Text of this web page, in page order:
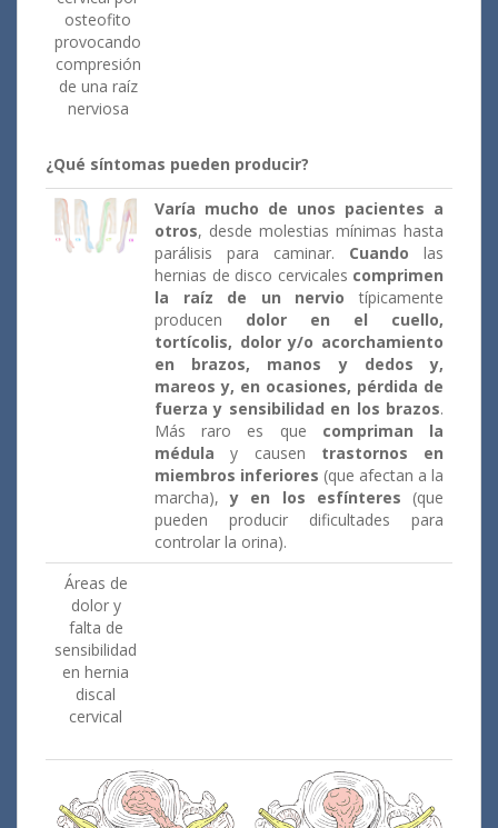
osteofito
provocando
compresión
de una raíz
nerviosa
¿Qué síntomas pueden producir?
Varía mucho de unos pacientes a
otros, desde molestias mínimas hasta
parálisis para caminar. Cuando las
hernias de disco cervicales comprimen
la raíz de un nervio típicamente
producen dolor en el cuello,
tortícolis, dolor y/o acorchamiento
en brazos, manos y dedos y,
mareos y, en ocasiones, pérdida de
fuerza y sensibilidad en los brazos.
Más raro es que compriman la
médula y causen trastornos en
miembros inferiores (que afectan a la
marcha),y en los esfínteres (que
pueden producir dificultades para
controlar la orina).
Áreas de
dolor y
falta de
sensibilidad
en hernia
discal
cervical